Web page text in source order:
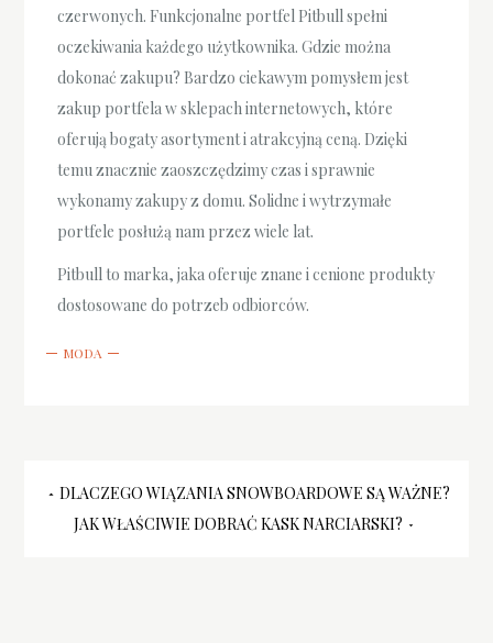
czerwonych. Funkcjonalne portfel Pitbull spełni
oczekiwania każdego użytkownika. Gdzie można
dokonać zakupu? Bardzo ciekawym pomysłem jest
zakup portfela w sklepach internetowych, które
oferują bogaty asortyment i atrakcyjną ceną. Dzięki
temu znacznie zaoszczędzimy czas i sprawnie
wykonamy zakupy z domu. Solidne i wytrzymałe
portfele posłużą nam przez wiele lat.
Pitbull to marka, jaka oferuje znane i cenione produkty
dostosowane do potrzeb odbiorców.
MODA
Nawigacja
DLACZEGO WIĄZANIA SNOWBOARDOWE SĄ WAŻNE?
JAK WŁAŚCIWIE DOBRAĆ KASK NARCIARSKI?